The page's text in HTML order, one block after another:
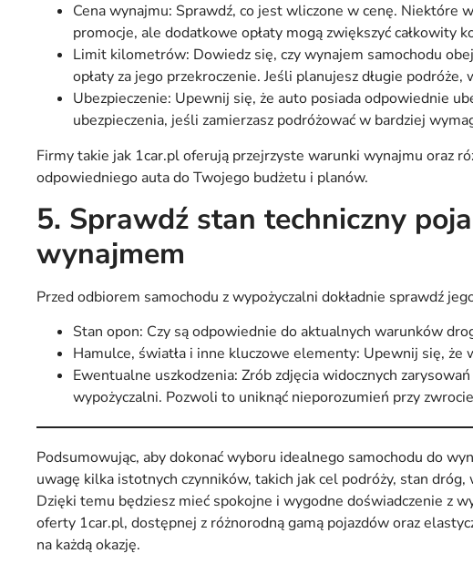
Cena wynajmu: Sprawdź, co jest wliczone w cenę. Niektóre
promocje, ale dodatkowe opłaty mogą zwiększyć całkowity
Limit kilometrów: Dowiedz się, czy wynajem samochodu
opłaty za jego przekroczenie. Jeśli planujesz długie podróże,
Ubezpieczenie: Upewnij się, że auto posiada odpowiednie
ubezpieczenia, jeśli zamierzasz podróżować w bardziej
Firmy takie jak 1car.pl oferują przejrzyste warunki wynajmu oraz
odpowiedniego auta do Twojego budżetu i planów.
5. Sprawdź stan techniczny
wynajmem
Przed odbiorem samochodu z wypożyczalni dokładnie sprawdź
Stan opon: Czy są odpowiednie do aktualnych warunków
Hamulce, światła i inne kluczowe elementy: Upewnij się, że
Ewentualne uszkodzenia: Zrób zdjęcia widocznych
wypożyczalni. Pozwoli to uniknąć nieporozumień przy
Podsumowując, aby dokonać wyboru idealnego samochodu do
uwagę kilka istotnych czynników, takich jak cel podróży, stan
Dzięki temu będziesz mieć spokojne i wygodne doświadczenie z
oferty 1car.pl, dostępnej z różnorodną gamą pojazdów oraz
na każdą okazję.